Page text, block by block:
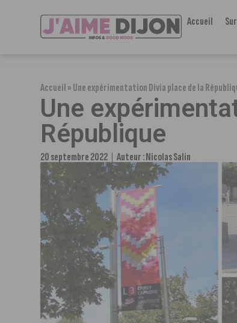
Accueil
Accueil»Une expérimentation Divia place de la
Une
République
20 septembre 2022 Auteur :Nicolas Salin